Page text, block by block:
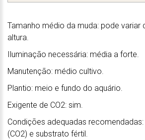
Tamanho médio da muda: pode variar
altura.
Iluminação necessária: média a forte.
Manutenção: médio cultivo.
Plantio: meio e fundo do aquário.
Exigente de CO2: sim.
Condições adequadas
(CO2) e substrato fértil.